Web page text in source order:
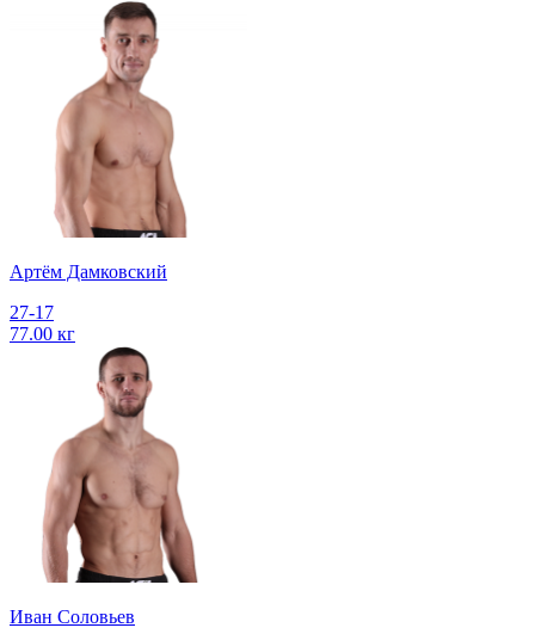
Артём Дамковский
27-17
77.00 кг
Иван Соловьев